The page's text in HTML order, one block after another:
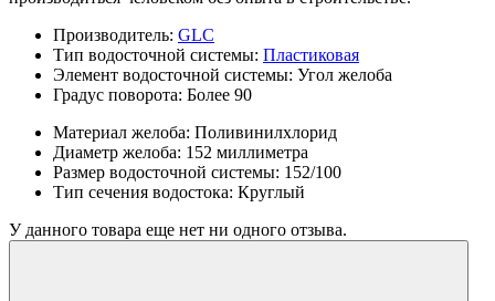
Производитель: GLC
Тип водосточной системы: Пластиковая
Элемент водосточной системы: Угол желоба
Градус поворота: Более 90
Материал желоба: Поливинилхлорид
Диаметр желоба: 152 миллиметра
Размер водосточной системы: 152/100
Тип сечения водостока: Круглый
У данного товара еще нет ни одного отзыва.